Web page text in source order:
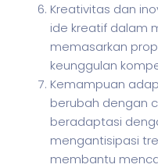
Kreativitas dan
ide kreatif dalam
memasarkan
keunggulan
Kemampuan
berubah dengan
beradaptasi
mengantisipasi
membantu